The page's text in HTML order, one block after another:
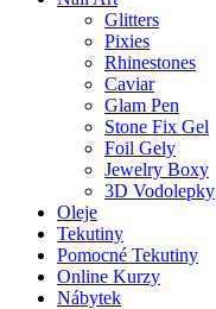
Glitters
Pixies
Rhinestones
Caviar
Glam Pen
Stone Fix Gel
Foil Gely
Jewelry Boxy
3D Vodolepky
Oleje
Tekutiny
Pomocné Tekutiny
Online Kurzy
Nábytek